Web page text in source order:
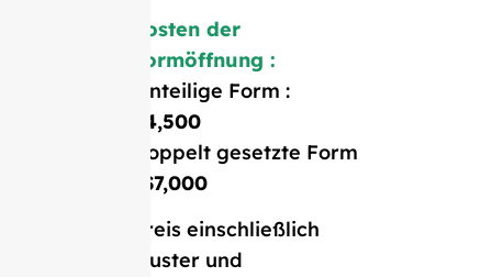
Kosten der
Formöffnung :
Einteilige Form :
$4,500
Doppelt gesetzte Form
$7,000
Preis einschließlich
Muster und